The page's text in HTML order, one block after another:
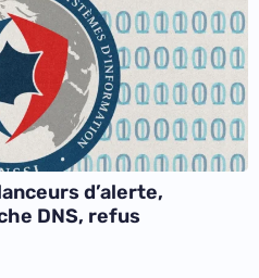
d’alerte,
DNS, refus